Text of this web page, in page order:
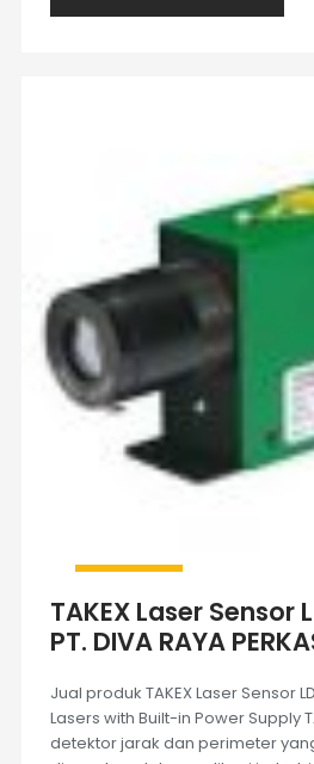
TAKEX Laser Sensor
PT. DIVA RAYA
Jual produk TAKEX Laser Sensor
Lasers with Built-in Power Supply
detektor jarak dan perimeter